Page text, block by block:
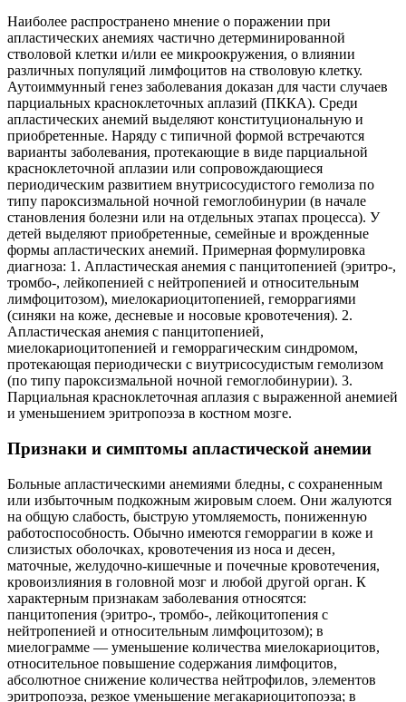
Наиболее распространено мнение о поражении при
апластических анемиях частично детерминированной
стволовой клетки и/или ее микроокружения, о влиянии
различных популяций лимфоцитов на стволовую клетку.
Аутоиммунный генез заболевания доказан для части случаев
парциальных красноклеточных аплазий (ПККА). Среди
апластических анемий выделяют конституциональную и
приобретенные. Наряду с типичной формой встречаются
варианты заболевания, протекающие в виде парциальной
красноклеточной аплазии или сопровождающиеся
периодическим развитием внутрисосудистого гемолиза по
типу пароксизмальной ночной гемоглобинурии (в начале
становления болезни или на отдельных этапах процесса). У
детей выделяют приобретенные, семейные и врожденные
формы апластических анемий. Примерная формулировка
диагноза: 1. Апластическая анемия с панцитопенией (эритро-,
тромбо-, лейкопенией с нейтропенией и относительным
лимфоцитозом), миелокариоцитопенией, геморрагиями
(синяки на коже, десневые и носовые кровотечения). 2.
Апластическая анемия с панцитопенией,
миелокариоцитопенией и геморрагическим синдромом,
протекающая периодически с виутрисосудистым гемолизом
(по типу пароксизмальной ночной гемоглобинурии). 3.
Парциальная красноклеточная аплазия с выраженной анемией
и уменьшением эритропоэза в костном мозге.
Признаки и симптомы апластической анемии
Больные апластическими анемиями бледны, с сохраненным
или избыточным подкожным жировым слоем. Они жалуются
на общую слабость, быструю утомляемость, пониженную
работоспособность. Обычно имеются геморрагии в коже и
слизистых оболочках, кровотечения из носа и десен,
маточные, желудочно-кишечные и почечные кровотечения,
кровоизлияния в головной мозг и любой другой орган. К
характерным признакам заболевания относятся:
панцитопения (эритро-, тромбо-, лейкоцитопения с
нейтропенией и относительным лимфоцитозом); в
миелограмме — уменьшение количества миелокариоцитов,
относительное повышение содержания лимфоцитов,
абсолютное снижение количества нейтрофилов, элементов
эритропоэза, резкое уменьшение мегакариоцитопоэза; в